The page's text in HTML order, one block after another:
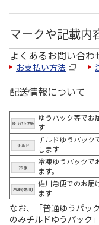
マークや記載内
よくあるお問い合わ
お支払い方法
配送情報について
ゆうパック等でお
す
チルドゆうパック
します
冷凍ゆうパックで
ます。
佐川急便でのお届
ます
なお、「普通ゆうパッ
のみチルドゆうパック